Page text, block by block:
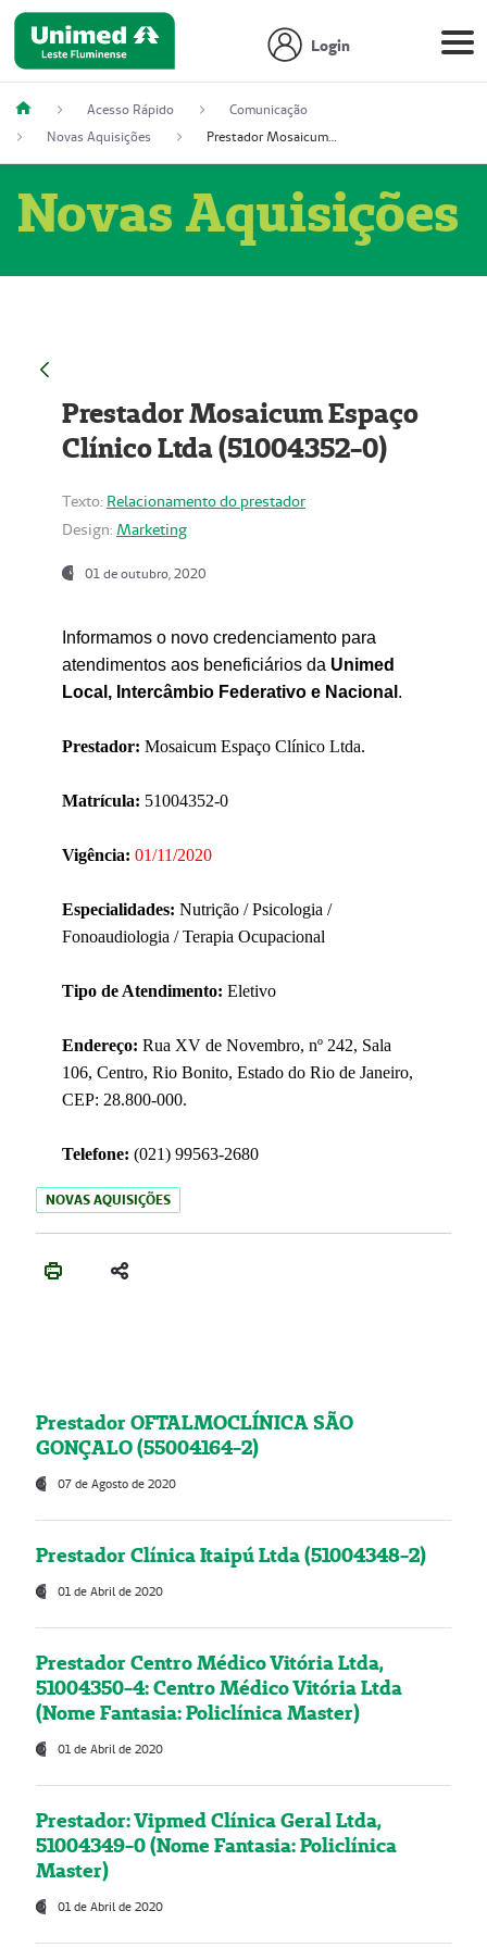
Login
Acesso Rápido
Comunicação
Novas Aquisições
Prestador Mosaicum Espaço Clínico Ltda (51004352-0)
Novas Aquisições
Prestador Mosaicum Espaço
Clínico Ltda (51004352-0)
Texto: Relacionamento do prestador
Design: Marketing
01 de outubro, 2020
Informamos o novo credenciamento para
atendimentos aos beneficiários da Unimed
Local, Intercâmbio Federativo e Nacional .
Prestador: Mosaicum Espaço Clínico Ltda.
Matrícula: 51004352-0
Vigência: 01/11/2020
Especialidades: Nutrição / Psicologia /
Fonoaudiologia / Terapia Ocupacional
Tipo de Atendimento: Eletivo
Endereço: Rua XV de Novembro, nº 242, Sala
106, Centro, Rio Bonito, Estado do Rio de Janeiro,
CEP: 28.800-000.
Telefone: (021) 99563-2680
NOVAS AQUISIÇÕES
Prestador OFTALMOCLÍNICA SÃO
GONÇALO (55004164-2)
07 de Agosto de 2020
Prestador Clínica Itaipú Ltda (51004348-2)
01 de Abril de 2020
Prestador Centro Médico Vitória Ltda,
51004350-4: Centro Médico Vitória Ltda
(Nome Fantasia: Policlínica Master)
01 de Abril de 2020
Prestador: Vipmed Clínica Geral Ltda,
51004349-0 (Nome Fantasia: Policlínica
Master)
01 de Abril de 2020